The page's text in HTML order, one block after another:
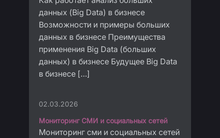
данных (Big Data) в бизнесе
Возможности и примеры больших
данных в бизнесе Преимущества
применения Big Data (больших
данных) в бизнесе Будущее Big Data
в бизнесе […]
02.03.2026
Мониторинг СМИ и социальных сетей
Мониторинг сми и социальных сетей